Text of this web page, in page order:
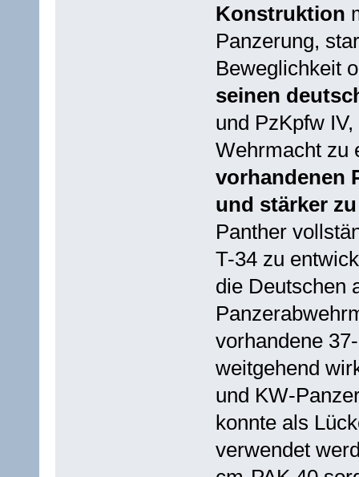
Konstruktion
Panzerung,
Beweglichkeit
seinen
und PzKpfw
Wehrmacht zu
vorhandenen
und stärker
Panther
T-34 zu
die Deutschen
vorhandene
weitgehend
und KW-
konnte als
verwendet